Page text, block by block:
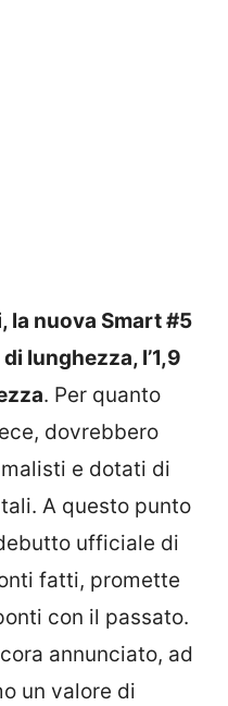
la nuova Smart #5
lunghezza, l’1,9
. Per quanto
dovrebbero
e dotati di
A questo punto
ufficiale di
fatti, promette
con il passato.
annunciato, ad
un valore di